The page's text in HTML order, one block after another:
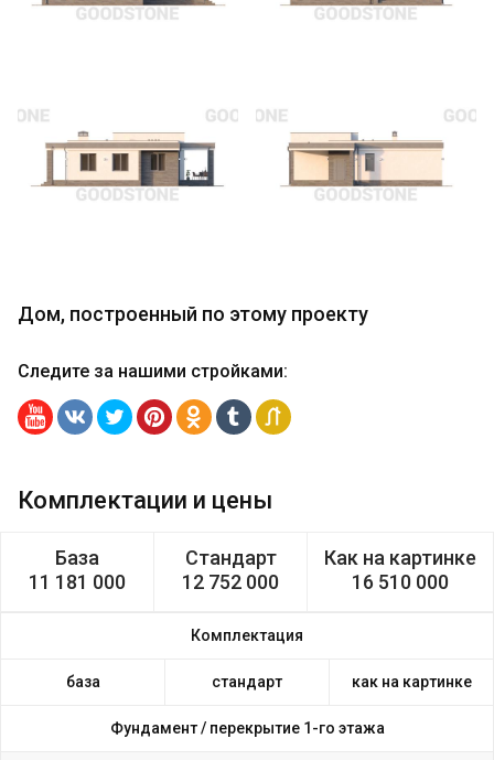
Дом, построенный по этому проекту
Следите за нашими стройками:
Комплектации и цены
База
11 181 000
Стандарт
12 752 000
Как на картинке
16 510 000
Комплектация
база стандарт как на картинке
Фундамент / перекрытие 1-го этажа